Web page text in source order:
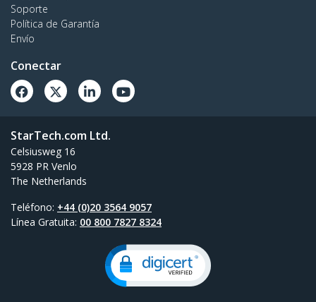
Soporte
Política de Garantía
Envío
Conectar
StarTech.com Ltd.
Celsiusweg 16
5928 PR Venlo
The Netherlands
Teléfono: +44 (0)20 3564 9057
Línea Gratuita: 00 800 7827 8324